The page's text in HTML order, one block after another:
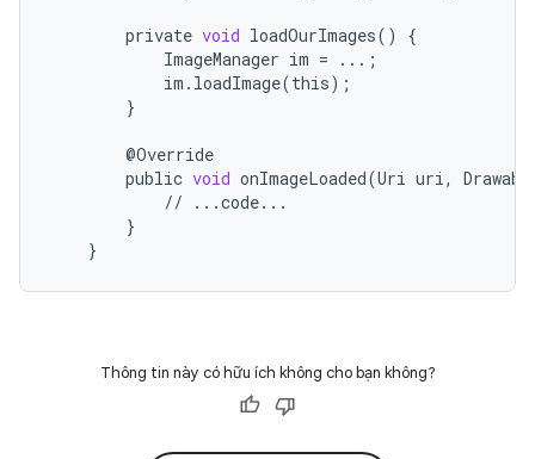
private void loadOurImages()
{
ImageManager im = ... ;
im . loadImage(this);
}
@Override
public void onImageLoaded(Uri uri,
//
...code...
}
}
Thông tin này có hữu ích không cho bạn không?